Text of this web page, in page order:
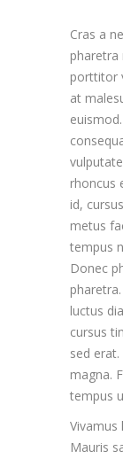
Cras a
pharetra
porttitor
at
rhoncus
id,
metus
tempus
Donec
luctus
cursus
sed
magna.
tempus
Vivamus
Mauris